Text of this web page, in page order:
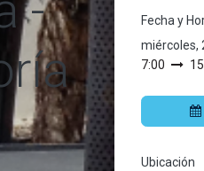
Fecha y
miércoles,
7:00
Ubicación